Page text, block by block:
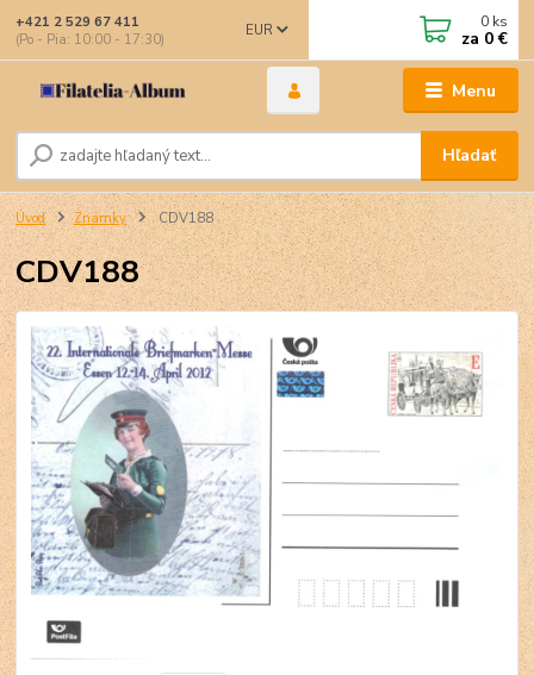
Menu
EUR
Hľadať
+421 2 529 67 411
(Po - Pia: 10:00 - 17:30)
0 ks
za 0 €
Úvod Známky CDV188
CDV188